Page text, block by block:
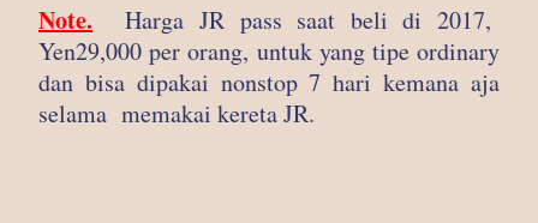
Note. Harga JR pass saat beli di 2017,
Yen29,000 per orang, untuk yang tipe ordinary
dan bisa dipakai nonstop 7 hari kemana aja
selama memakai kereta JR.